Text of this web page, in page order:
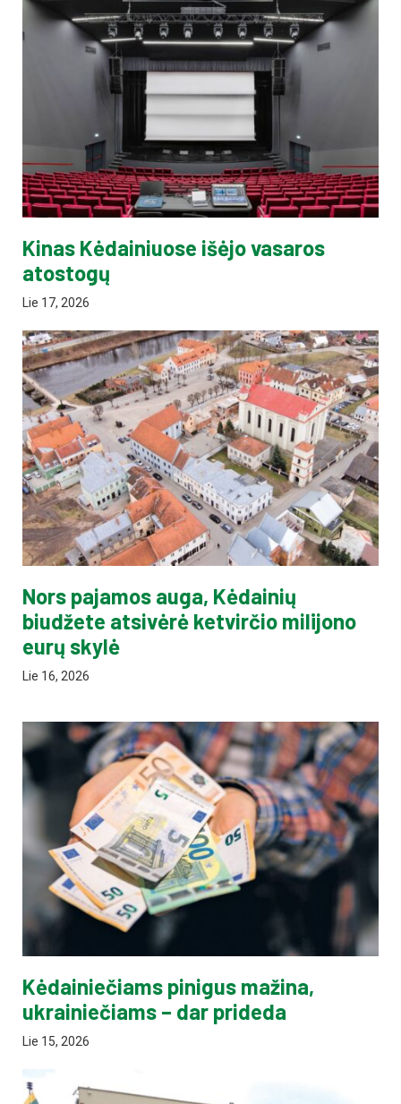
Kinas Kėdainiuose išėjo vasaros
atostogų
Lie 17, 2026
Nors pajamos auga, Kėdainių
biudžete atsivėrė ketvirčio milijono
eurų skylė
Lie 16, 2026
Kėdainiečiams pinigus mažina,
ukrainiečiams – dar prideda
Lie 15, 2026